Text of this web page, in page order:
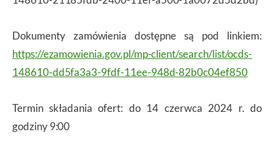
Dokumenty zamówienia dostępne są pod linkiem:
https://ezamowienia.gov.pl/mp-client/search/list/ocds-
148610-dd5fa3a3-9fdf-11ee-948d-82b0c04ef850
Termin składania ofert: do 14 czerwca 2024 r. do
godziny 9:00